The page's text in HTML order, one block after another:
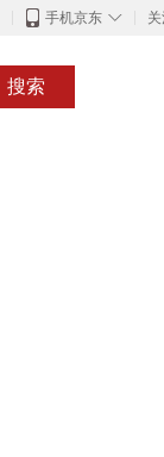
◇
手机京东
搜索